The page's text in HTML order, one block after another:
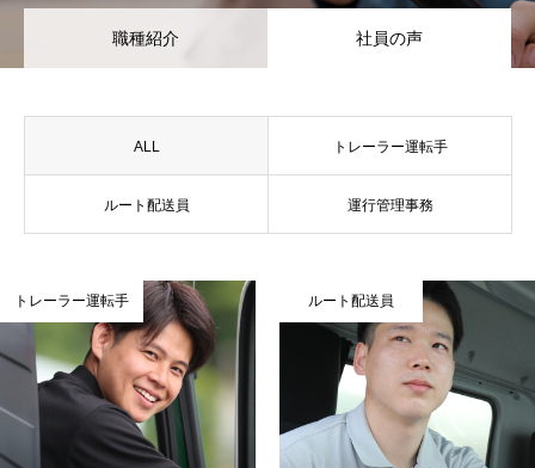
事業案内 採用情報 職種紹介 社員の声
職種紹介 社員の声
ALL トレーラー運転手
ルート配送員 運行管理事務
トレーラー運転手 ルート配送員